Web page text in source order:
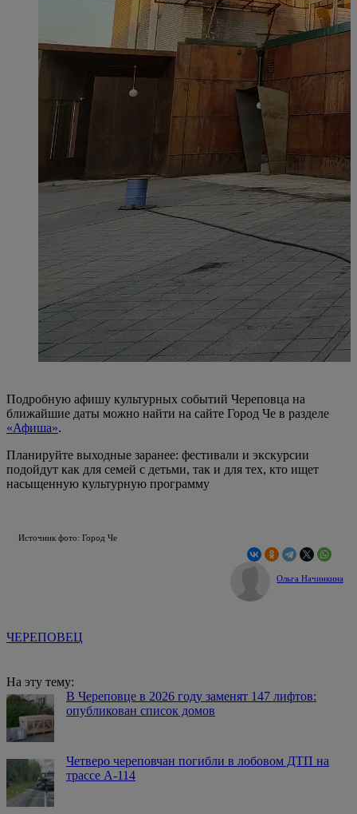
Подробную афишу культурных событий Череповца на
ближайшие даты можно найти на сайте Город Че в разделе
«Афиша».
Планируйте выходные заранее: фестивали и экскурсии
подойдут как для семей с детьми, так и для тех, кто ищет
насыщенную культурную программу
Источник фото: Город Че
Ольга Начинкина
ЧЕРЕПОВЕЦ
На эту тему:
В Череповце в 2026 году заменят 147 лифтов:
опубликован список домов
Четверо череповчан погибли в лобовом ДТП на
трассе А-114